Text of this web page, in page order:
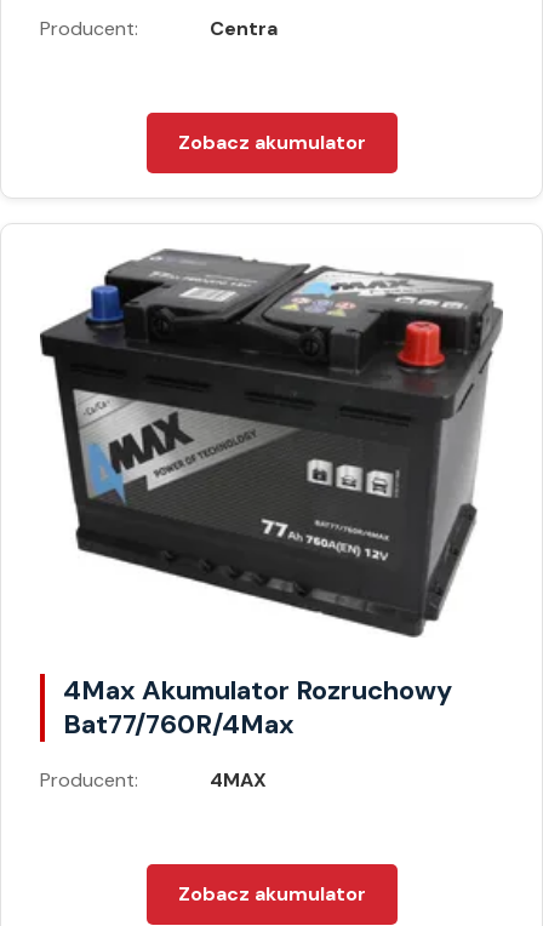
Producent: Centra
Zobacz akumulator
4Max Akumulator Rozruchowy
Bat77/760R/4Max
Producent: 4MAX
Zobacz akumulator